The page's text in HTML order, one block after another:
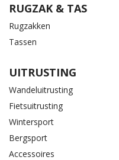
RUGZAK & TAS
Rugzakken
Tassen
UITRUSTING
Wandeluitrusting
Fietsuitrusting
Wintersport
Bergsport
Accessoires